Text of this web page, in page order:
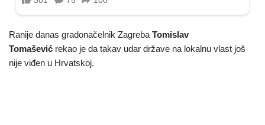
Ranije danas gradonačelnik Zagreba Tomislav
Tomašević rekao je da takav udar države na lokalnu vlast još
nije viđen u Hrvatskoj.